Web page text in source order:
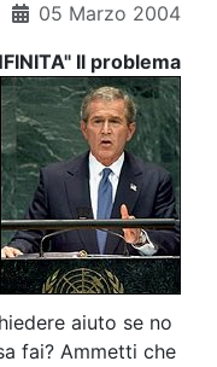
05 Marzo 2004
Il problema
aiuto se no
fai? Ammetti che